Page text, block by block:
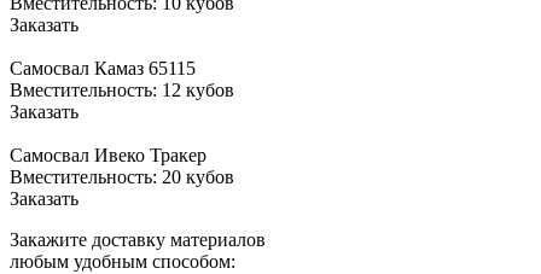
Заказать
Самосвал Камаз 65115
Вместительность: 12 кубов
Заказать
Самосвал Ивеко Тракер
Вместительность: 20 кубов
Заказать
Закажите доставку материалов
любым удобным способом: